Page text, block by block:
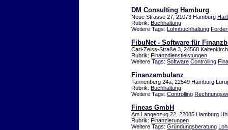
DM Consulting Hamburg
Neue Strasse 27, 21073 Hamburg
Rubrik: Buchhaltung
Weitere Tags: Lohnbuchhaltung
FibuNet - Software für
Carl-Zeiss-Straße 3, 24568
Rubrik: Finanzdienstleistungen
Weitere Tags: Software Controlling
Finanzambulanz
Tannenberg 24a, 22549 Hamburg
Rubrik: Buchhaltung
Weitere Tags: Controlling
Fineas GmbH
Am Langenzug 22, 22085 Hamburg
Rubrik: Finanzierungen
Weitere Tags: Gründungsberatung